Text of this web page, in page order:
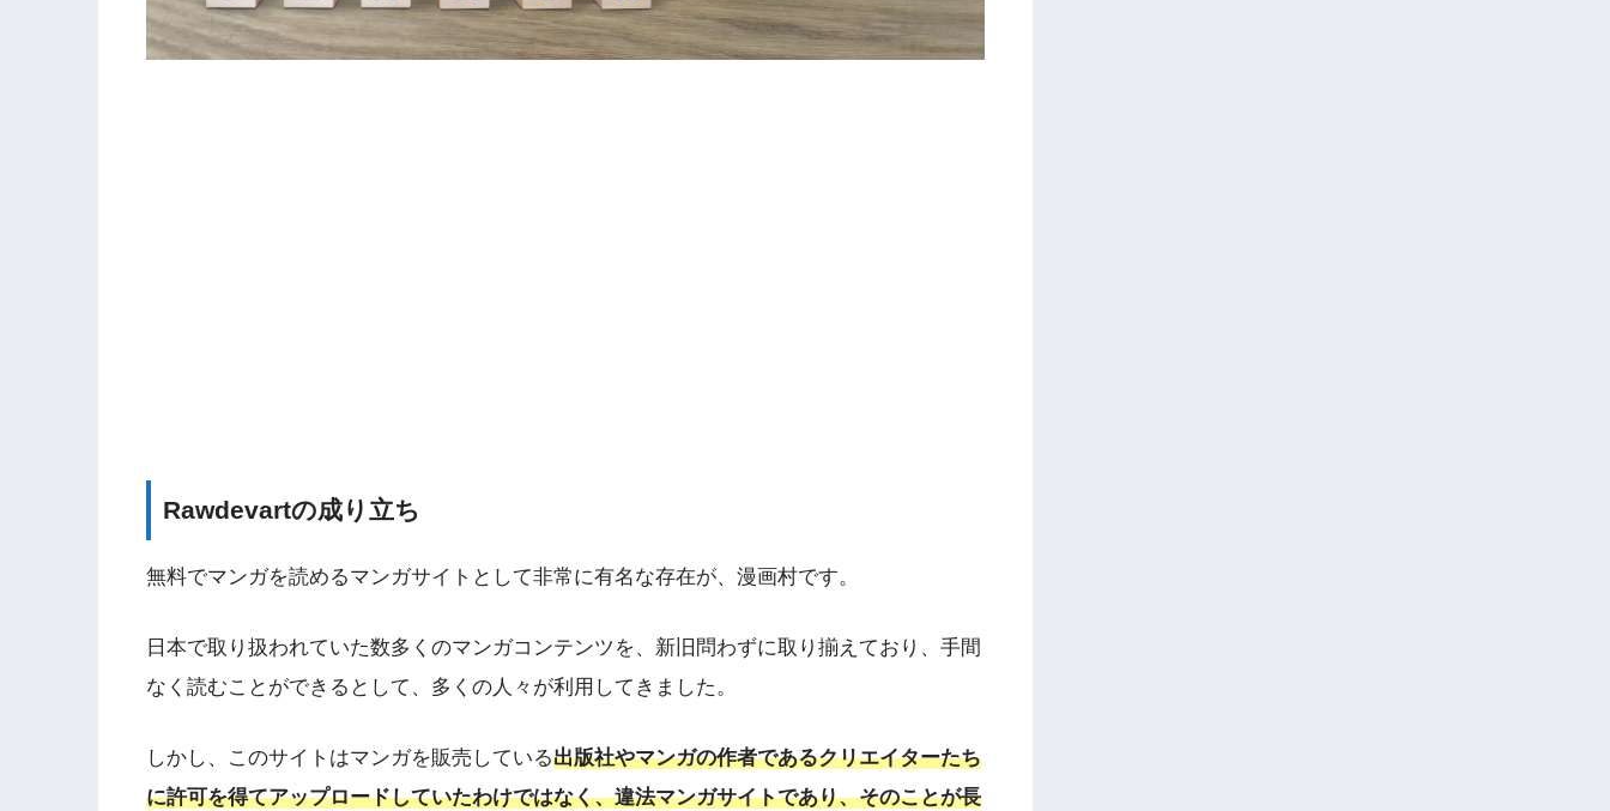
Rawdevartの成り立ち
無料でマンガを読めるマンガサイトとして非常に有名な存在が、漫画村です。
日本で取り扱われていた数多くのマンガコンテンツを、新旧問わずに取り揃えており、手間
なく読むことができるとして、多くの人々が利用してきました。
しかし、このサイトはマンガを販売している出版社やマンガの作者であるクリエイターたち
に許可を得てアップロードしていたわけではなく、違法マンガサイトであり、そのことが長